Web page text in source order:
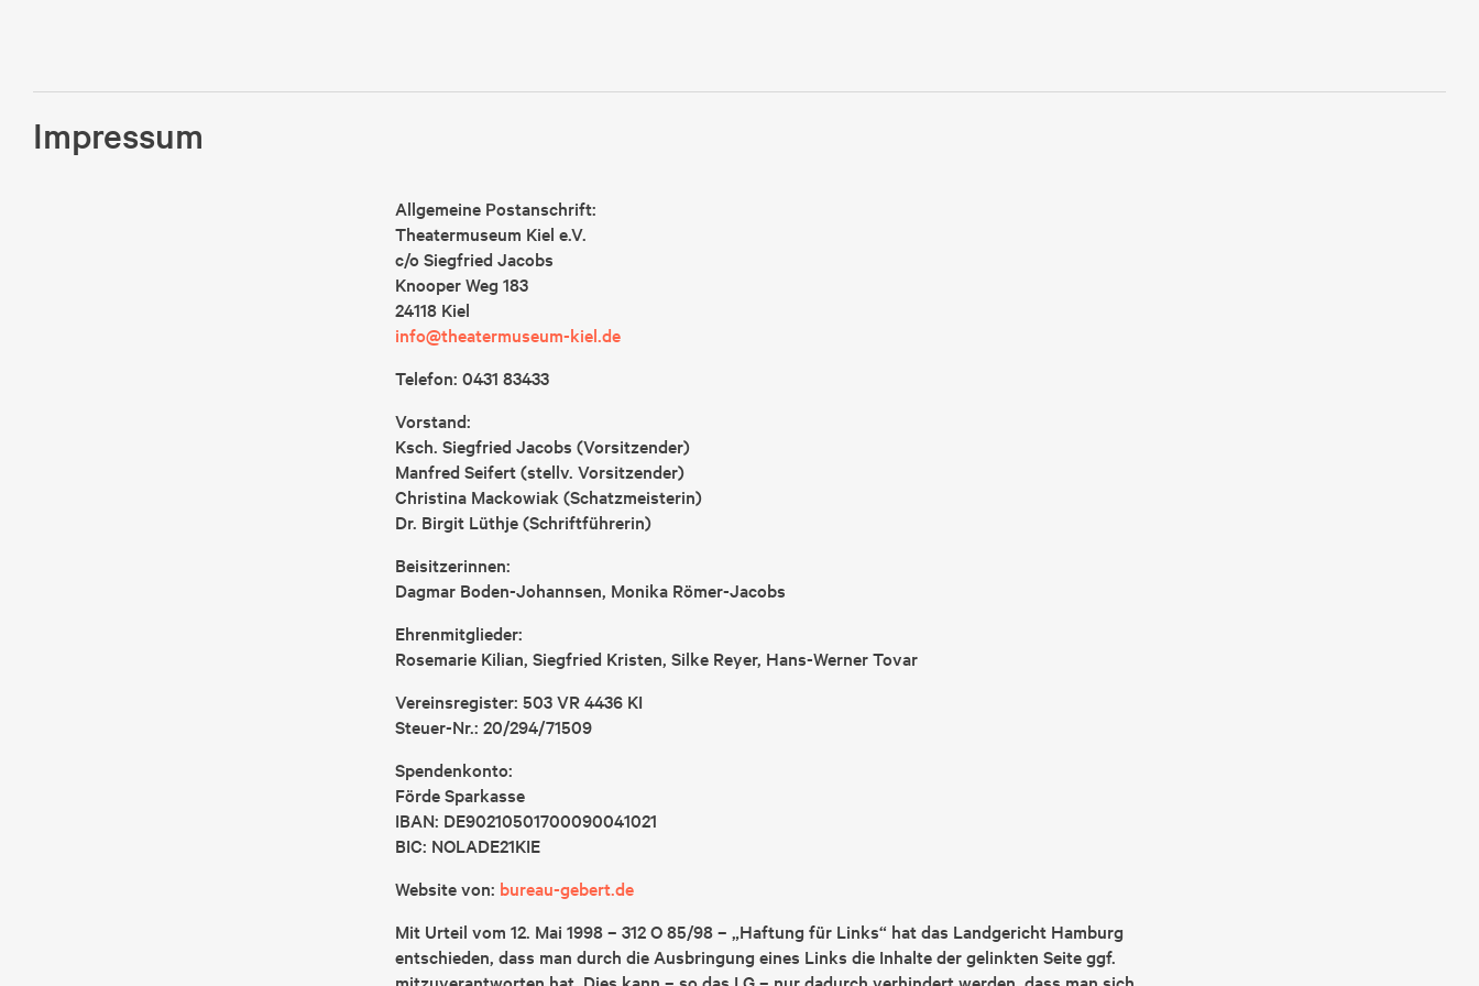
Impressum
Allgemeine Postanschrift:
Theatermuseum Kiel e.V.
c/o Siegfried Jacobs
Knooper Weg 183
24118 Kiel
info@theatermuseum-kiel.de
Telefon: 0431 83433
Vorstand:
Ksch. Siegfried Jacobs (Vorsitzender)
Manfred Seifert (stellv. Vorsitzender)
Christina Mackowiak (Schatzmeisterin)
Dr. Birgit Lüthje (Schriftführerin)
Beisitzerinnen:
Dagmar Boden-Johannsen, Monika Römer-Jacobs
Ehrenmitglieder:
Rosemarie Kilian, Siegfried Kristen, Silke Reyer, Hans-Werner Tovar
Vereinsregister: 503 VR 4436 KI
Steuer-Nr.: 20/294/71509
Spendenkonto:
Förde Sparkasse
IBAN: DE90210501700090041021
BIC: NOLADE21KIE
Website von: bureau-gebert.de
Mit Urteil vom 12. Mai 1998 – 312 O 85/98 – „Haftung für Links“ hat das Landgericht Hamburg
entschieden, dass man durch die Ausbringung eines Links die Inhalte der gelinkten Seite ggf.